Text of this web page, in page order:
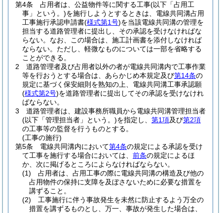
第4条
占用者は、公益物件等に関する工事(以下「占用工
事」という。)を施行しようとするときは、電線共同溝占用
工事施行承認申請書(様式第1号)を当該電線共同溝の管理を
担当する道路管理者に提出し、その承認を受けなければな
らない。 なお、この場合は、施工計画書を添付しなければ
ならない。 ただし、軽微なものについては一部を省略する
ことができる。
2
道路管理者及び占用者以外の者が電線共同溝内で工事作業
等を行おうとする場合は、あらかじめ本規定及び第14条の
規定に基づく保安細則を熟知の上、電線共同溝工事承認願
(様式第2号)を道路管理者に提出してその承認を受けなけれ
ばならない。
3
道路管理者は、建設事務所職員から電線共同溝管理担当者
(以下「管理担当者」という。)を指定し、 第1項及び第2項
の工事等の監督を行うものとする。
(工事の施行)
第5条
電線共同溝内において第4条の規定による承認を受け
て工事を施行する場合においては、 前条の規定によるほ
か、次に掲げるところによらなければならない。
(1)
占用者は、占用工事の際に電線共同溝の構造及び他の
占用物件の保持に支障を及ぼさないために必要な措置を
講ずること。
(2)
工事施行に伴う事故発生を未然に防止するよう万全の
措置を講ずるものとし、万一、事故が発生した場合は、